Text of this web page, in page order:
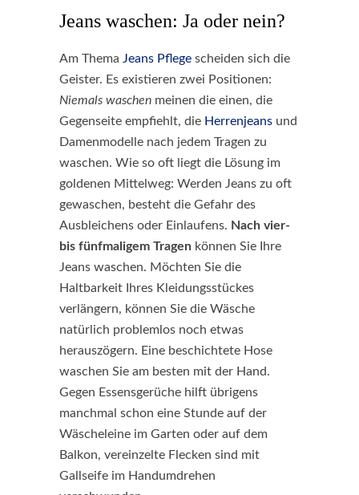
Jeans waschen: Ja oder nein?
Am Thema Jeans Pflege scheiden sich die
Geister. Es existieren zwei Positionen:
Niemals waschen meinen die einen, die
Gegenseite empfiehlt, die Herrenjeans und
Damenmodelle nach jedem Tragen zu
waschen. Wie so oft liegt die Lösung im
goldenen Mittelweg: Werden Jeans zu oft
gewaschen, besteht die Gefahr des
Ausbleichens oder Einlaufens. Nach vier-
bis fünfmaligem Tragen können Sie Ihre
Jeans waschen. Möchten Sie die
Haltbarkeit Ihres Kleidungsstückes
verlängern, können Sie die Wäsche
natürlich problemlos noch etwas
herauszögern. Eine beschichtete Hose
waschen Sie am besten mit der Hand.
Gegen Essensgerüche hilft übrigens
manchmal schon eine Stunde auf der
Wäscheleine im Garten oder auf dem
Balkon, vereinzelte Flecken sind mit
Gallseife im Handumdrehen